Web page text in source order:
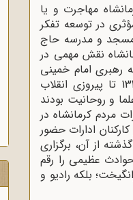
مهاجرت و یا
در توسعه تفکر
مسجد و مدرسه حاج
نقش مهمی در
امام خمینی
داشت؛ به‌طوری ‌که از ابتدای شروع نهضت اسلامی به رهبری امام خمینی در سال 1342 تا پیروزی انقلاب
علما و روحانیت بودند
مردم کرمانشاه در
کارکنان ادارات حضور
ادامه یافت. گذشته از آن، برگزاری
عظیمی را رقم
بلکه رادیو و